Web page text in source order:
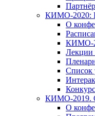
КИМО-2020:
О
КИМО-
Лекции
Список
КИМО-2019.
О